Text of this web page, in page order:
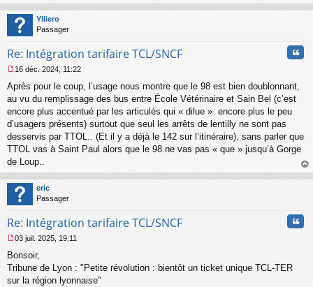
au
Ylliero
Passager
Re: Intégration tarifaire TCL/SNCF
e
s
s
g
e
n
o
n
l
u
16 déc. 2024, 11:22
Après pour le coup, l’usage nous montre que le 98 est bien doublonnant,
au vu du remplissage des bus entre École Vétérinaire et Sain Bel (c’est
encore plus accentué par les articulés qui « dilue » encore plus le peu
d’usagers présents) surtout que seul les arrêts de lentilly ne sont pas
desservis par TTOL.. (Et il y a déjà le 142 sur l’itinéraire), sans parler que
TTOL vas à Saint Paul alors que le 98 ne vas pas « que » jusqu’à Gorge
de Loup..
au
eric
Passager
Re: Intégration tarifaire TCL/SNCF
e
s
s
03 juil. 2025, 19:11
Bonsoir,
Tribune de Lyon : "Petite révolution : bientôt un ticket unique TCL-TER
sur la région lyonnaise"